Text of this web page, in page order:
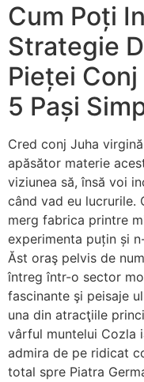
Cum Poți
Strategie
Pieței
5 Pași
Cred conj Juha
apăsător materie
viziunea să, însă voi
când vad eu lucrurile.
merg fabrica printre
experimenta puțin și
Ăst oraş pelvis de
întreg într-o sector
fascinante şi peisaje
una din atracţiile
vârful muntelui Cozla
admira de pe ridicat
total spre Piatra